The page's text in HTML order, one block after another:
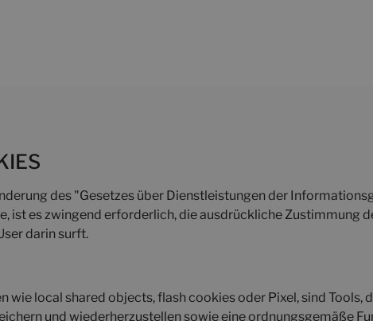
des "Gesetzes über Dienstleistungen der
ist es zwingend erforderlich, die ausdrückliche Zustimmung
darin surft.
wie local shared objects, flash cookies oder Pixel, sind
und wiederherzustellen sowie eine ordnungsgemäße